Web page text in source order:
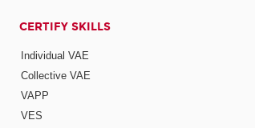
CERTIFY SKILLS
Individual VAE
Collective VAE
VAPP
VES